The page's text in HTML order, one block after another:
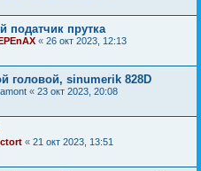
податчик прутка
« 26 окт 2023, 12:13
головой, sinumerik 828D
« 23 окт 2023, 20:08
« 21 окт 2023, 13:51